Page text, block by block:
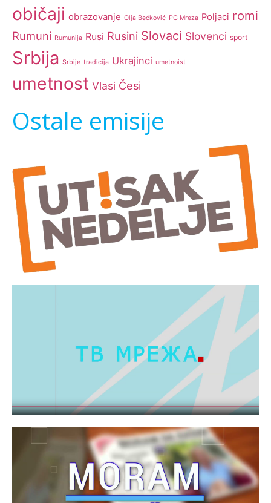
običaji obrazovanje Olja Bećković PG Mreza Poljaci romi
Rumuni Rumunija Rusi Rusini Slovaci Slovenci sport
Srbija Srbije tradicija Ukrajinci umetnoist
umetnost Vlasi Česi
Ostale emisije